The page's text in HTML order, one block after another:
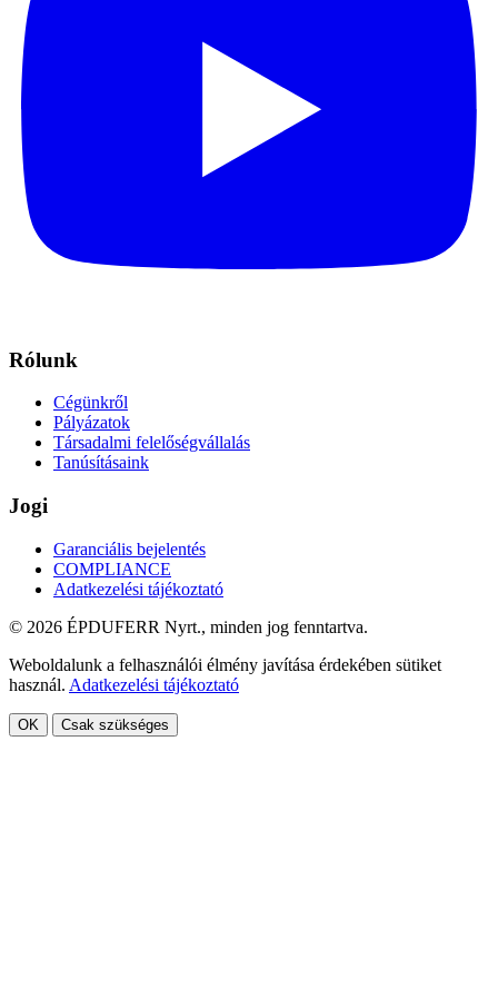
Rólunk
Cégünkről
Pályázatok
Társadalmi felelőségvállalás
Tanúsításaink
Jogi
Garanciális bejelentés
COMPLIANCE
Adatkezelési tájékoztató
© 2026 ÉPDUFERR Nyrt., minden jog fenntartva.
Weboldalunk a felhasználói élmény javítása érdekében sütiket
használ. Adatkezelési tájékoztató
OK Csak szükséges